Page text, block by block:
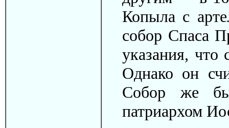
Копыла с
собор Спаса
указания, что
Однако он
Собор же
патриархом